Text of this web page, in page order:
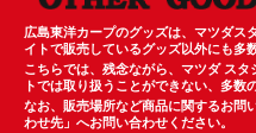
広島東洋カープのグッズは、マツダス
イトで販売しているグッズ以外にも多
こちらでは、残念ながら、マツダ ス
トでは取り扱うことができない、多数
なお、販売場所など商品に関するお問
わせ先」へお問い合わせください。